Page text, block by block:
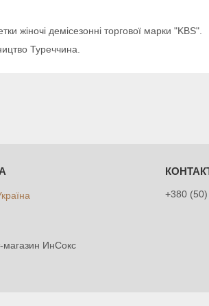
жіночі демісезонні торгової марки "KBS".
Туреччина.
магазин ИнСокс
+380